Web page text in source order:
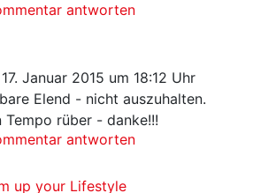
antworten
Januar 2015 um 18:12 Uhr
Elend - nicht auszuhalten.
Tempo rüber - danke!!!
antworten
up your Lifestyle